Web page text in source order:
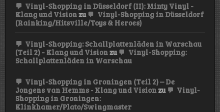
Vinyl-Shopping in Düsseldorf (II): Minty Vinyl -
Klang und Visionzu
Vinyl-Shopping in Düsseldorf
(Rainking/Hitsville/Toys & Heroes)
Vinyl-Shopping: Schallplattenläden in Warschau
(Teil 2) - Klang und Visionzu
Vinyl-Shopping:
Schallplattenläden in Warschau
Vinyl-Shopping in Groningen (Teil 2) – De
Jongens van Hemms - Klang und Visionzu
Vinyl-
Shopping in Groningen:
Klinkhamer/Plato/Swingmaster